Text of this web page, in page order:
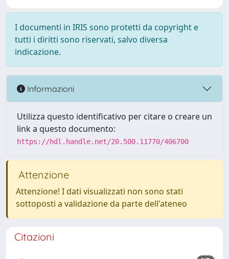
I documenti in IRIS sono protetti da copyright e
tutti i diritti sono riservati, salvo diversa
indicazione.
Informazioni
Utilizza questo identificativo per citare o creare un
link a questo documento:
https://hdl.handle.net/20.500.11770/406700
Attenzione
Attenzione! I dati visualizzati non sono stati
sottoposti a validazione da parte dell'ateneo
Citazioni